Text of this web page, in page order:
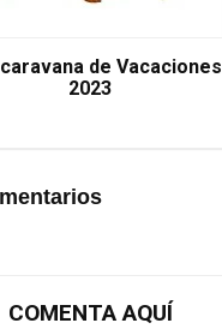
de Vacaciones
2023
COMENTA AQUÍ